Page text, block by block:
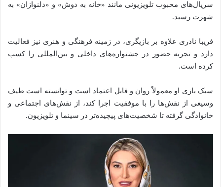
سریال‌های محبوب تلویزیونی مانند «خانه به دوش» و «دلنوازان» به
شهرت رسید.
فریبا نادری علاوه بر بازیگری، در زمینه فرهنگی و هنری نیز فعالیت
دارد و تجربه حضور در جشنواره‌های داخلی و بین‌المللی را کسب
کرده است.
سبک بازی او معمولاً روان و قابل اعتماد است و توانسته است طیف
وسیعی از نقش‌ها را با موفقیت اجرا کند، از نقش‌های اجتماعی و
خانوادگی گرفته تا شخصیت‌های پیچیده‌تر در سینما و تلویزیون.